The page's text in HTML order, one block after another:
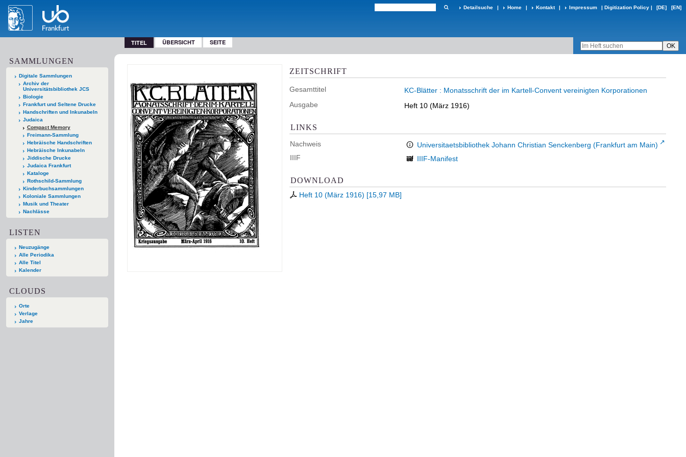
Detailsuche | Home | Kontakt | Impressum | Digitization Policy | [DE] [EN]
TITEL ÜBERSICHT SEITE
SAMMLUNGEN
Digitale Sammlungen
Archiv der
Universitätsbibliothek JCS
Biologie
Frankfurt und Seltene Drucke
Handschriften und Inkunabeln
Judaica
Compact Memory
Freimann-Sammlung
Hebräische Handschriften
Hebräische Inkunabeln
Jiddische Drucke
Judaica Frankfurt
Kataloge
Rothschild-Sammlung
Kinderbuchsammlungen
Koloniale Sammlungen
Musik und Theater
Nachlässe
LISTEN
Neuzugänge
Alle Periodika
Alle Titel
Kalender
CLOUDS
Orte
Verlage
Jahre
ZEITSCHRIFT
Gesamttitel
KC-Blätter : Monatsschrift der im Kartell-Convent vereinigten Korporationen
Ausgabe
Heft 10 (März 1916)
LINKS
Nachweis
Universitaetsbibliothek Johann Christian Senckenberg (Frankfurt am Main)
IIIF
IIIF-Manifest
DOWNLOAD
Heft 10 (März 1916) [15,97 MB]